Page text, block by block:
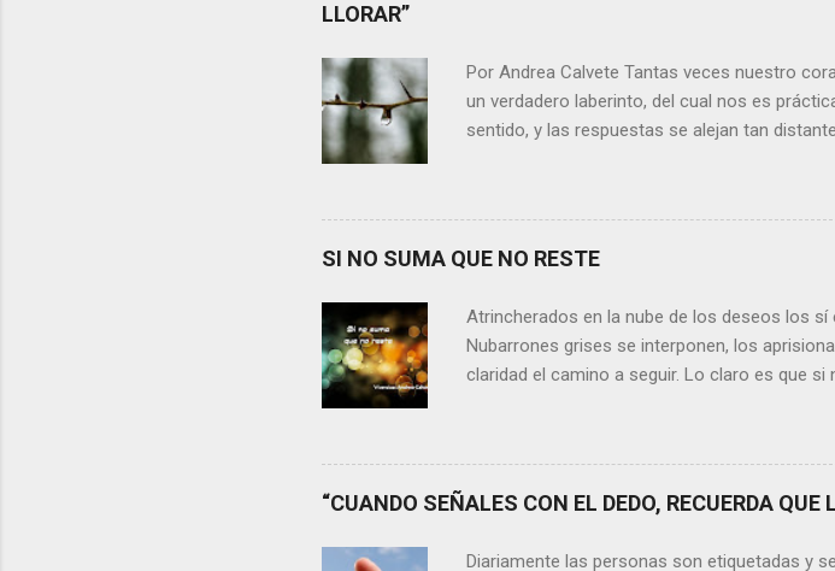
LLORAR”
Por Andrea Calvete Tantas veces nuestro
un verdadero laberinto, del cual nos es
sentido, y las respuestas se alejan tan
conteste rápidamente que sí a esta
momento de la vida todos hemos sufrido por
Si reflexionamos sobre la frase de Gabriel
somos, y es posible que su mirada nos
SI NO SUMA QUE NO RESTE
Atrincherados en la nube de los deseos los
Nubarrones grises se interponen, los
claridad el camino a seguir. Lo claro es que si
preguntarnos si agregan algo , si aportan de
que no nos quinten tiempo o energía,
escasos y necesarios. Evidentemente, de lo
las cicatrices nos fortalecemos, y
“CUANDO SEÑALES CON EL DEDO, RECUERDA
Diariamente las personas son etiquetadas y